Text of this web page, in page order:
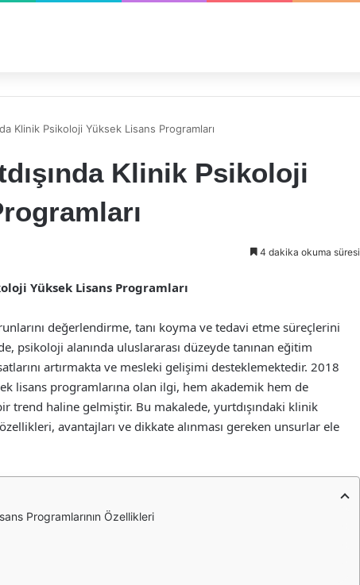
Klinik Psikoloji Yüksek Lisans Programları
Klinik Psikoloji
4 dakika okuma süresi
Yüksek Lisans Programları
değerlendirme, tanı koyma ve tedavi etme süreçlerini
psikoloji alanında uluslararası düzeyde tanınan eğitim
artırmakta ve mesleki gelişimi desteklemektedir. 2018
lisans programlarına olan ilgi, hem akademik hem de
trend haline gelmiştir. Bu makalede, yurtdışındaki klinik
avantajları ve dikkate alınması gereken unsurlar ele
Programlarının Özellikleri